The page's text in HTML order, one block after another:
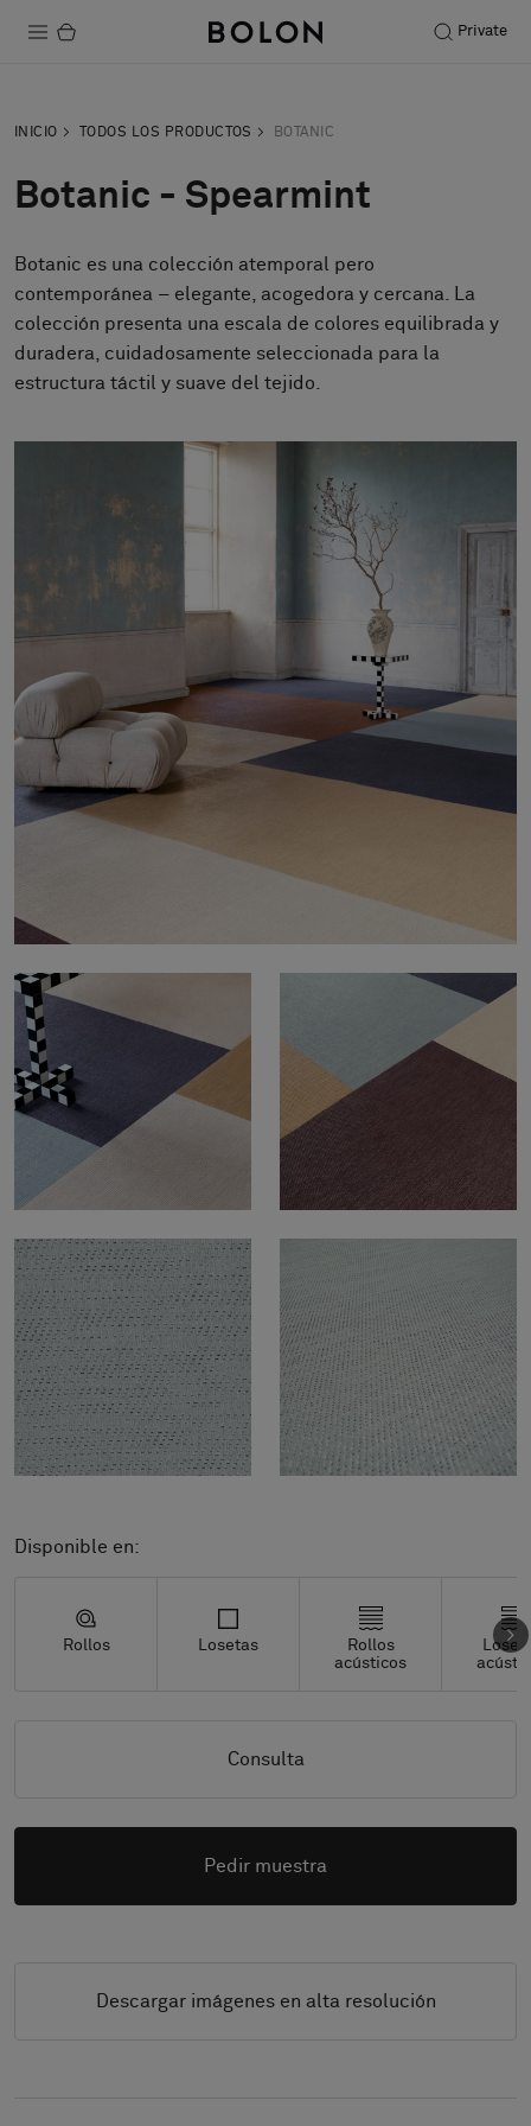
Private
Sostenibilidad
Instalación
Mantenimiento
Pattern Tile Tool
Image & Material Bank
INICIO TODOS LOS PRODUCTOS BOTANIC
Botanic - Spearmint
Botanic es una colección atemporal pero
contemporánea – elegante, acogedora y cercana. La
colección presenta una escala de colores equilibrada y
duradera, cuidadosamente seleccionada para la
estructura táctil y suave del tejido.
Disponible en:
Rollos Losetas
Rollos
acústicos
Consulta
Pedir muestra
Descargar imágenes en alta resolución